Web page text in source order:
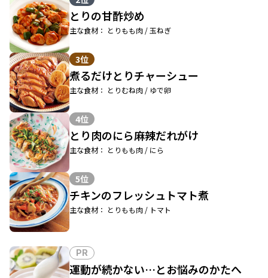
とりの甘酢炒め
主な食材： とりもも肉 / 玉ねぎ
3位
煮るだけとりチャーシュー
主な食材： とりむね肉 / ゆで卵
4位
とり肉のにら麻辣だれがけ
主な食材： とりもも肉 / にら
5位
チキンのフレッシュトマト煮
主な食材： とりもも肉 / トマト
PR
運動が続かない…とお悩みのかたへ